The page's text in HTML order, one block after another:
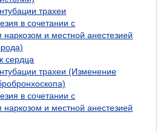
трахеи
в сочетании с
и местной анестезией
сердца
трахеи (Изменение
в сочетании с
и местной анестезией